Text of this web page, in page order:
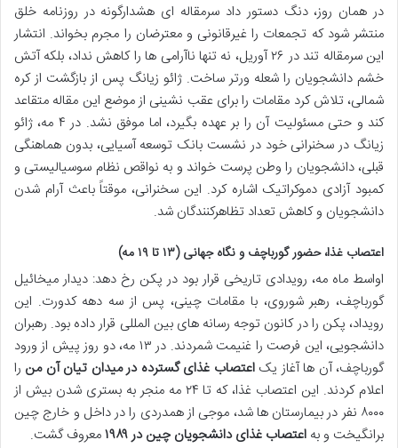
در همان روز، دنگ دستور داد سرمقاله ای هشدارگونه در روزنامه خلق
منتشر شود که تجمعات را غیرقانونی و معترضان را مجرم بخواند. انتشار
این سرمقاله تند در ۲۶ آوریل، نه تنها ناآرامی ها را کاهش نداد، بلکه آتش
خشم دانشجویان را شعله ورتر ساخت. ژائو زیانگ پس از بازگشت از کره
شمالی، تلاش کرد مقامات را برای عقب نشینی از موضع این مقاله متقاعد
کند و حتی مسئولیت آن را بر عهده بگیرد، اما موفق نشد. در ۴ مه، ژائو
زیانگ در سخنرانی خود در نشست بانک توسعه آسیایی، بدون هماهنگی
قبلی، دانشجویان را وطن پرست خواند و به نواقص نظام سوسیالیستی و
کمبود آزادی دموکراتیک اشاره کرد. این سخنرانی، موقتاً باعث آرام شدن
دانشجویان و کاهش تعداد تظاهرکنندگان شد.
اعتصاب غذا، حضور گورباچف و نگاه جهانی (۱۳ تا ۱۹ مه)
اواسط ماه مه، رویدادی تاریخی قرار بود در پکن رخ دهد: دیدار میخائیل
گورباچف، رهبر شوروی، با مقامات چینی، پس از سه دهه کدورت. این
رویداد، پکن را در کانون توجه رسانه های بین المللی قرار داده بود. رهبران
دانشجویی، این فرصت را غنیمت شمردند. در ۱۳ مه، دو روز پیش از ورود
گورباچف، آن ها آغاز یکاعتصاب غذای گسترده در میدان تیان آن من را
اعلام کردند. این اعتصاب غذا، که تا ۲۴ مه منجر به بستری شدن بیش از
۸۰۰۰ نفر در بیمارستان ها شد، موجی از همدردی را در داخل و خارج چین
برانگیخت و به اعتصاب غذای دانشجویان چین در ۱۹۸۹
معروف گشت.